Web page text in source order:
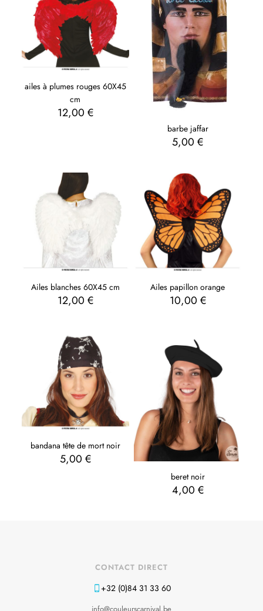
ailes à plumes rouges 60X45
cm
12,00 €
barbe jaffar
5,00 €
Ailes blanches 60X45 cm
12,00 €
Ailes papillon orange
10,00 €
bandana tête de mort noir
5,00 €
beret noir
4,00 €
CONTACT DIRECT
+32 (0)84 31 33 60
info@couleurscarnival.be